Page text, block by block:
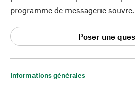
Informations générales
programme de messagerie souvre.
Poser une